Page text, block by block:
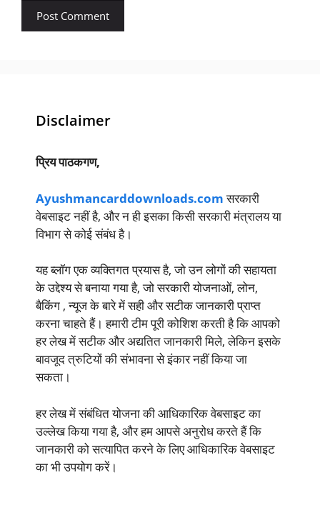
Disclaimer
प्रिय पाठकगण,
Ayushmancarddownloads.comसरकारी
वेबसाइट नहीं है, और न ही इसका किसी सरकारी मंत्रालय या
विभाग से कोई संबंध है।
यह ब्लॉग एक व्यक्तिगत प्रयास है, जो उन लोगों की सहायता
के उद्देश्य से बनाया गया है, जो सरकारी योजनाओं, लोन,
बैकिंग , न्यूज के बारे में सही और सटीक जानकारी प्राप्त
करना चाहते हैं। हमारी टीम पूरी कोशिश करती है कि आपको
हर लेख में सटीक और अद्यतित जानकारी मिले, लेकिन इसके
बावजूद त्रुटियों की संभावना से इंकार नहीं किया जा
सकता।
हर लेख में संबंधित योजना की आधिकारिक वेबसाइट का
उल्लेख किया गया है, और हम आपसे अनुरोध करते हैं कि
जानकारी को सत्यापित करने के लिए आधिकारिक वेबसाइट
का भी उपयोग करें।